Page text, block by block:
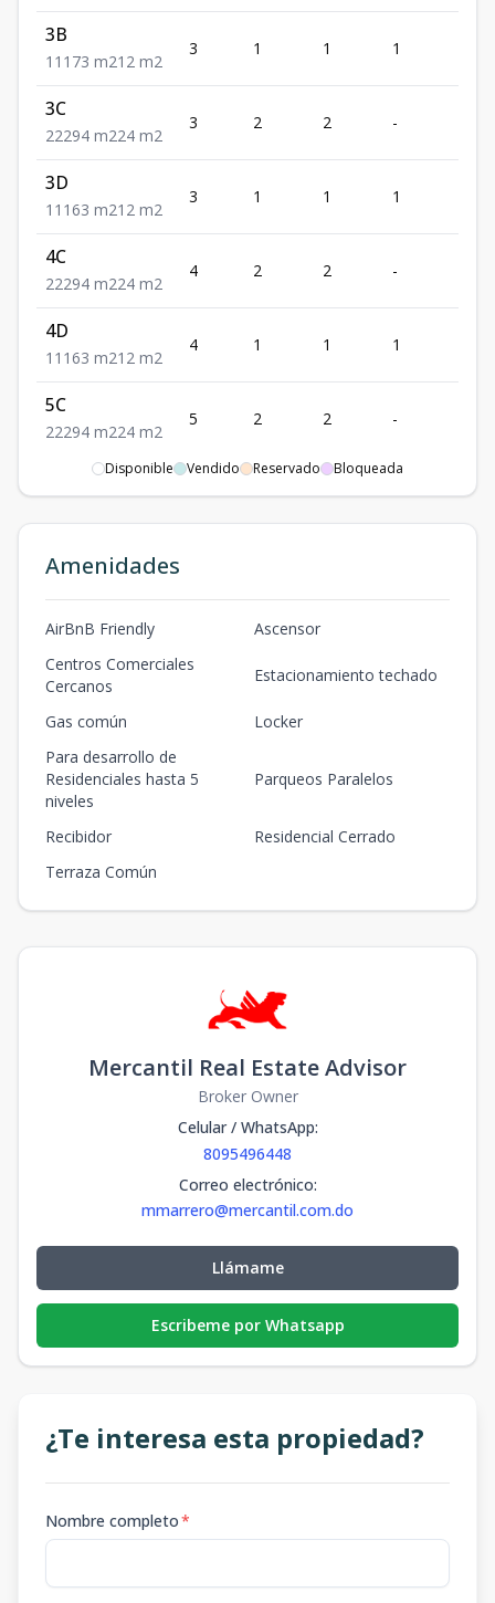
3B
1 1 1 73 m212 m2
3 1 1 1
3C
22294 m224 m2
3 2 2 -
3D
1 1 1 63 m212 m2
3 1 1 1
4C
22294 m224 m2
4 2 2 -
4D
1 1 1 63 m212 m2
4 1 1 1
5C
22294 m224 m2
5 2 2 -
5 1 1 1 1
Disponible Vendido Reservado Bloqueada
Amenidades
AirBnB Friendly
Ascensor
Centros Comerciales
Cercanos
Estacionamiento techado
Gas común
Locker
Para desarrollo de
Residenciales hasta 5
niveles
Parqueos Paralelos
Recibidor
Residencial Cerrado
Terraza Común
Mercantil Real Estate Advisor
Broker Owner
Celular / WhatsApp:
8095496448
Correo electrónico:
mmarrero@mercantil.com.do
Llámame
Escribeme por Whatsapp
¿Te interesa esta propiedad?
Nombre completo*